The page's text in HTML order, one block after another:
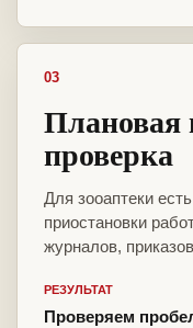
03
Плановая
проверка
Для зооаптеки
приостановки
журналов,
РЕЗУЛЬТАТ
Проверяем